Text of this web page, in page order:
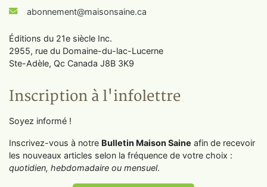
abonnement@maisonsaine.ca
Éditions du 21e siècle Inc.
2955, rue du Domaine-du-lac-Lucerne
Ste-Adèle, Qc Canada J8B 3K9
Inscription à l'infolettre
Soyez informé !
Inscrivez-vous à notre Bulletin Maison Saine afin de recevoir
les nouveaux articles selon la fréquence de votre choix :
quotidien, hebdomadaire ou mensuel.